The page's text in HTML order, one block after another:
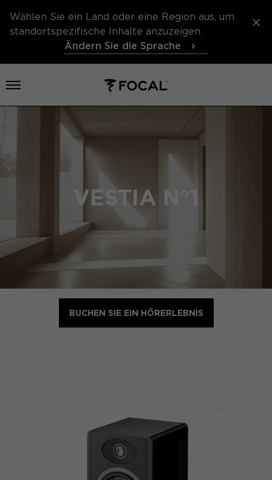
Wählen Sie ein Land oder eine Region aus, um
standortspezifische Inhalte anzuzeigen.
Ändern Sie die Sprache
Menü öffnen
VESTIA N°1
BUCHEN SIE EIN HÖRERLEBNIS